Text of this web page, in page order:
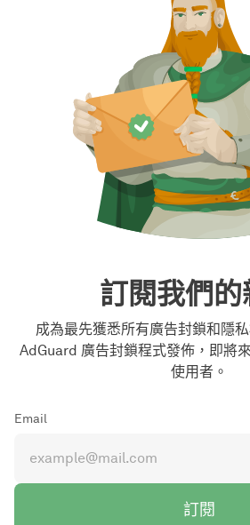
訂閱我們的
成為最先獲悉所有廣告封鎖和隱
AdGuard 廣告封鎖程式發佈，即將
使用者。
Email
訂閱